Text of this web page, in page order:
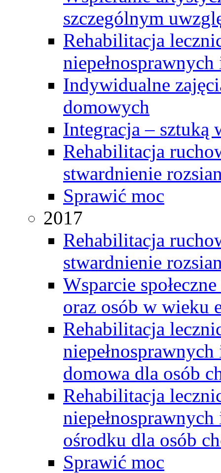
szczególnym
Rehabilitacja
Indywidualne
domowych
Integracja – sztuką
Rehabilitacja
stwardnienie
Sprawić moc
2017
Rehabilitacja
stwardnienie
Wsparcie
oraz osób w wieku
Rehabilitacja
domowa dla osób
Rehabilitacja
ośrodku dla osób
Sprawić moc